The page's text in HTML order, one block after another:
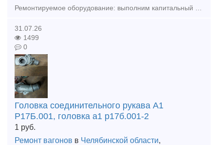
Ремонтируемое оборудование: выполним капитальный ремонт колёсотокарных (мод. КЖ1842, КЖ1843, UGB-150 ,UBB112ф3, осетокарные 1833, и колёсофрезерных КЖ-20,1836М.10 КЗТС, UBC-150, UBC-130, UBC-125 с Ч
31.07.26
1499
0
Головка соединительного рукава А1
Р17Б.001, головка а1 р17б.001-2
1 руб.
Ремонт вагонов в Челябинской области,